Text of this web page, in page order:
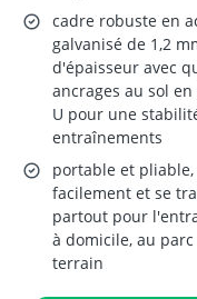
cadre robuste en
galvanisé de 1,2
d'épaisseur avec
ancrages au sol
U pour une
entraînements
portable et
facilement et se
partout pour
à domicile, au
terrain